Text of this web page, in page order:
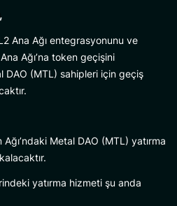
Ana Ağı entegrasyonunu ve
Ağı’na token geçişini
DAO (MTL) sahipleri için geçiş
Ağı’ndaki Metal DAO (MTL) yatırma
yatırma hizmeti şu anda